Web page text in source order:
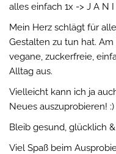
alles einfach 1x -> J A N I
Mein Herz schlägt für
Gestalten zu tun hat.
vegane, zuckerfreie,
Alltag aus.
Vielleicht kann ich ja
Neues auszuprobieren! :)
Bleib gesund, glücklich
Viel Spaß beim